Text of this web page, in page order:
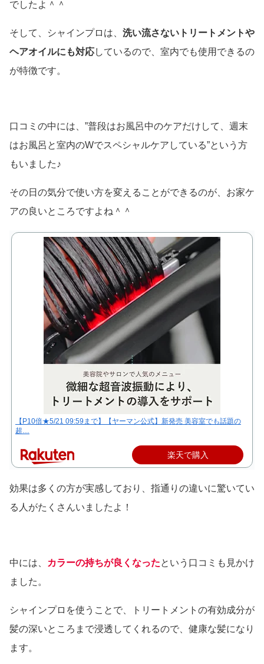
でしたよ＾＾
そして、シャインプロは、 洗い流さないトリートメントや
ヘアオイルにも対応しているので、室内でも使用できるの
が特徴です。
口コミの中には、”普段はお風呂中のケアだけして、週末
はお風呂と室内のWでスペシャルケアしている”という方
もいました♪
その日の気分で使い方を変えることができるのが、お家ケ
アの良いところですよね＾＾
【P10倍★5/21 09:59まで】【ヤーマン公式】新発売 美容室でも話題の
超…
楽天で購入
効果は多くの方が実感しており、指通りの違いに驚いてい
る人がたくさんいましたよ！
中には、 カラーの持ちが良くなったという口コミも見かけ
ました。
シャインプロを使うことで、トリートメントの有効成分が
髪の深いところまで浸透してくれるので、健康な髪になり
ます。